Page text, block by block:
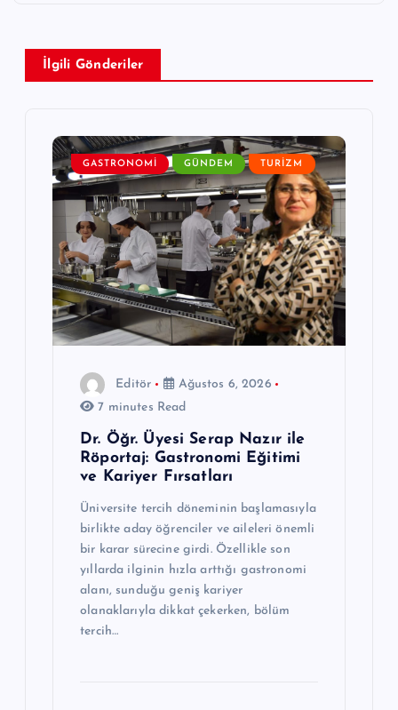
z
İlgili Gönderiler
GASTRONOMI GÜNDEM TURIZM
Editör
Ağustos 6, 2026
7 minutes Read
Dr. Öğr. Üyesi Serap Nazır ile
Röportaj: Gastronomi Eğitimi
ve Kariyer Fırsatları
Üniversite tercih döneminin başlamasıyla
birlikte aday öğrenciler ve aileleri önemli
bir karar sürecine girdi. Özellikle son
yıllarda ilginin hızla arttığı gastronomi
alanı, sunduğu geniş kariyer
olanaklarıyla dikkat çekerken, bölüm
tercih…